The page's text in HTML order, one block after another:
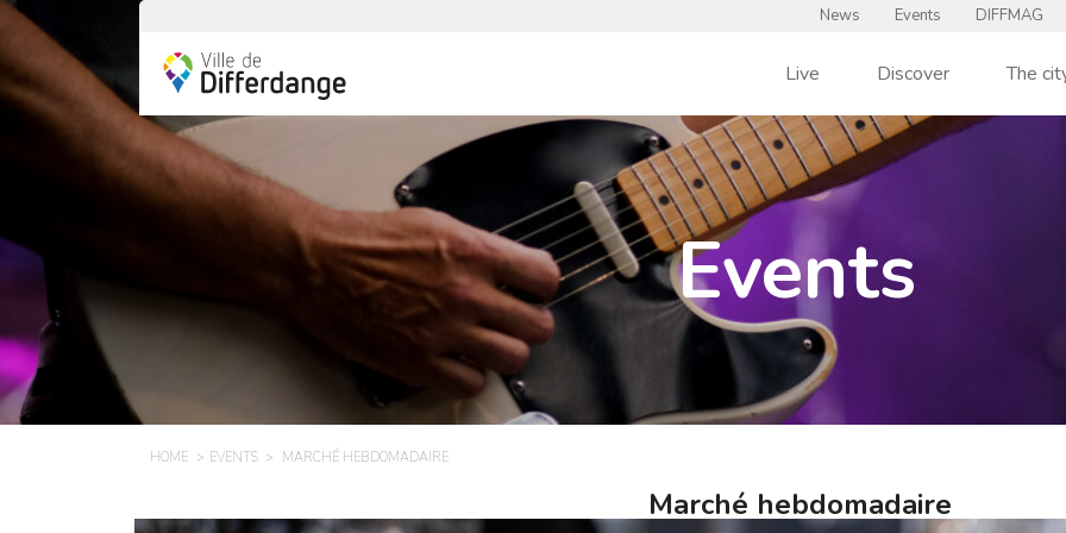
News Events DIFFMAG
Live Discover The
Events
HOME EVENTS MARCHÉ HEBDOMADAIRE
Marché hebdomadaire